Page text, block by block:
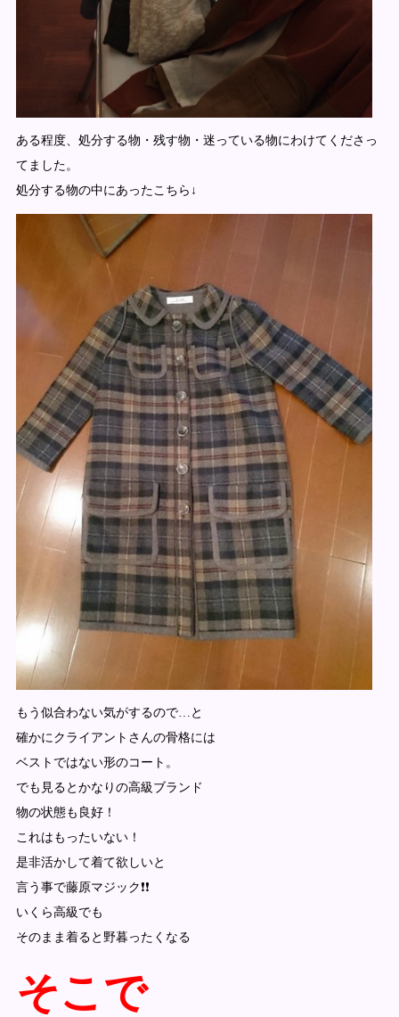
ある程度、処分する物・残す物・迷っている物にわけてくださっ
てました。
処分する物の中にあったこちら↓
もう似合わない気がするので…と
確かにクライアントさんの骨格には
ベストではない形のコート。
でも見るとかなりの高級ブランド
物の状態も良好！
これはもったいない！
是非活かして着て欲しいと
言う事で藤原マジック❗️❗️
いくら高級でも
そのまま着ると野暮ったくなる
そこで